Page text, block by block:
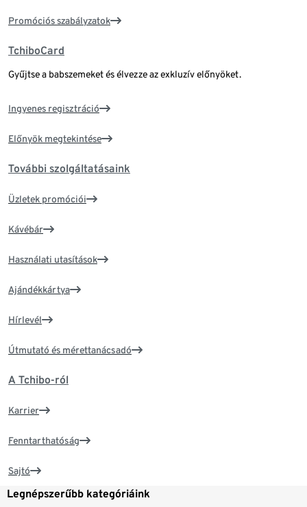
Promóciós szabályzatok
TchiboCard
Gyűjtse a babszemeket és élvezze az exkluzív előnyöket.
Ingyenes regisztráció
Előnyök megtekintése
További szolgáltatásaink
Üzletek promóciói
Kávébár
Használati utasítások
Ajándékkártya
Hírlevél
Útmutató és mérettanácsadó
A Tchibo-ról
Karrier
Fenntarthatóság
Sajtó
Legnépszerűbb kategóriáink